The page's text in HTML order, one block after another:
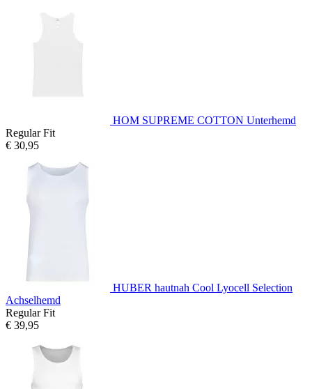
HOM SUPREME COTTON Unterhemd
Regular Fit
€ 30,95
HUBER hautnah Cool Lyocell Selection
Achselhemd
Regular Fit
€ 39,95